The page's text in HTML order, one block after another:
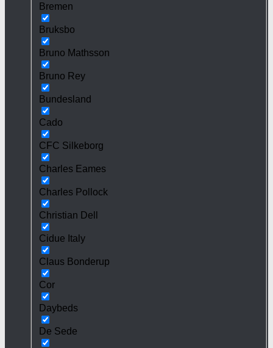
Bremen
Bruksbo
Bruno Mathsson
Bruno Rey
Bundesland
Cado
CFC Silkeborg
Charles Eames
Charles Pollock
Christian Dell
Cidue Italy
Claus Bonderup
Cor
Daybeds
De Sede